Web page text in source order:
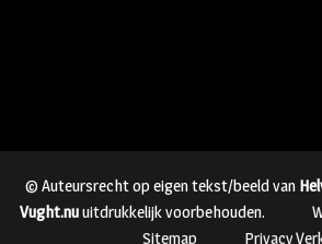
© Auteursrecht op eigen tekst/beeld van
Vught.nuuitdrukkelijk voorbehouden.
Sitemap
Privacy